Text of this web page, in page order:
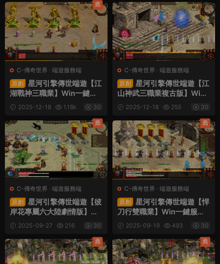
C-傳奇世界 · 端遊服務端
原創
星河引擎傳世端遊【江
湖戰神三職業】Win一鍵服
務端+彩虹登陸器+客戶端
+視頻架設教程
2025-12-18 1.18k 30
薦
C-傳奇世界 · 端遊服務端
原創
星河引擎傳世端遊【江
山神武三職業複古版】Win
一鍵服務端+彩虹登陸器+客
戶端+視頻架設教程
2025-12-18 255 30
C-傳奇世界 · 端遊服務端
原創
星河引擎傳世端遊【彼
岸花專屬六大陸劇情版】Wi
n一鍵服務端+彩虹登陸器
+客戶端+視頻架設教程
2025-09-27 216 30
薦
C-傳奇世界 · 端遊服務端
原創
星河引擎傳世端遊【悍
刀行雙職業】Win一鍵服務
端+彩虹登陸器+客戶端+視
頻架設教程
2025-09-19 493 30
薦
薦 薦